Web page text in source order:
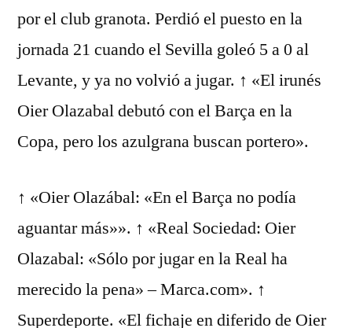
por el club granota. Perdió el puesto en la
jornada 21 cuando el Sevilla goleó 5 a 0 al
Levante, y ya no volvió a jugar. ↑ «El irunés
Oier Olazabal debutó con el Barça en la
Copa, pero los azulgrana buscan portero».
↑ «Oier Olazábal: «En el Barça no podía
aguantar más»». ↑ «Real Sociedad: Oier
Olazabal: «Sólo por jugar en la Real ha
merecido la pena» – Marca.com». ↑
Superdeporte. «El fichaje en diferido de Oier